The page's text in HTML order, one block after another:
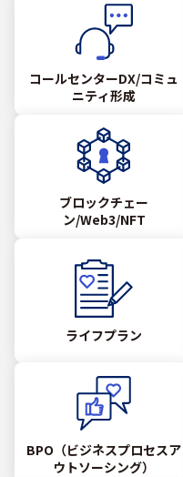
コールセンターDX/コミュ
ニティ形成
ブロックチェー
ン/Web3/NFT
ライフプラン
BPO（ビジネスプロセスア
ウトソーシング）